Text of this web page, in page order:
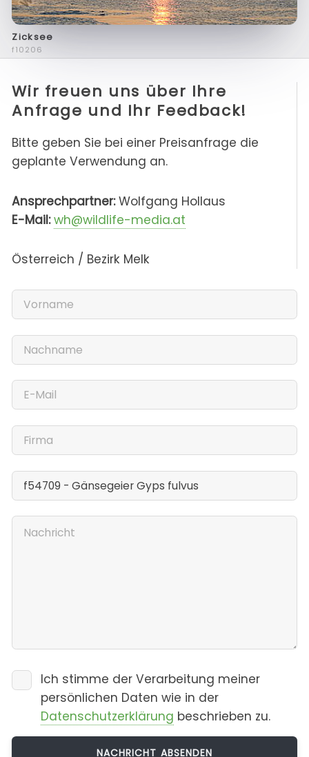
Zicksee
f10206
Wir freuen uns über Ihre
Anfrage und Ihr Feedback!
Bitte geben Sie bei einer Preisanfrage die
geplante Verwendung an.
Ansprechpartner:Wolfgang Hollaus
E-Mail: wh@wildlife-media.at
Österreich / Bezirk Melk
Ich stimme der Verarbeitung meiner
persönlichen Daten wie in der
Datenschutzerklärung beschrieben zu.